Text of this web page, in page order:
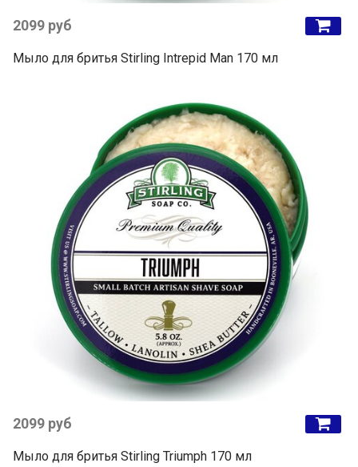
2099 руб
Мыло для бритья Stirling Intrepid Man 170 мл
2099 руб
Мыло для бритья Stirling Triumph 170 мл